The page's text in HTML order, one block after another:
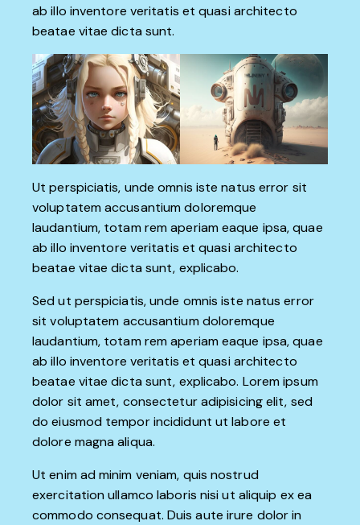
ab illo inventore veritatis et quasi architecto
beatae vitae dicta sunt.
Ut perspiciatis, unde omnis iste natus error sit
voluptatem accusantium doloremque
laudantium, totam rem aperiam eaque ipsa, quae
ab illo inventore veritatis et quasi architecto
beatae vitae dicta sunt, explicabo.
Sed ut perspiciatis, unde omnis iste natus error
sit voluptatem accusantium doloremque
laudantium, totam rem aperiam eaque ipsa, quae
ab illo inventore veritatis et quasi architecto
beatae vitae dicta sunt, explicabo. Lorem ipsum
dolor sit amet, consectetur adipisicing elit, sed
do eiusmod tempor incididunt ut labore et
dolore magna aliqua.
Ut enim ad minim veniam, quis nostrud
exercitation ullamco laboris nisi ut aliquip ex ea
commodo consequat. Duis aute irure dolor in